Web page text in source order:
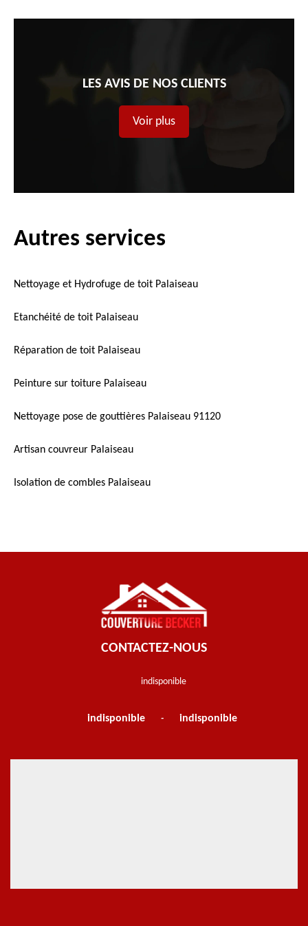
LES AVIS DE NOS CLIENTS
Voir plus
Autres services
Nettoyage et Hydrofuge de toit Palaiseau
Etanchéité de toit Palaiseau
Réparation de toit Palaiseau
Peinture sur toiture Palaiseau
Nettoyage pose de gouttières Palaiseau 91120
Artisan couvreur Palaiseau
Isolation de combles Palaiseau
CONTACTEZ-NOUS
indisponible
indisponible - indisponible